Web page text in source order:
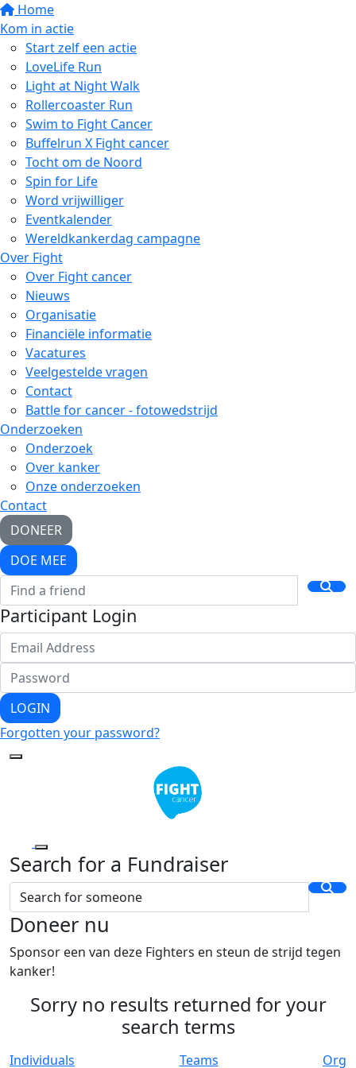
Home
Kom in actie
Start zelf een actie
LoveLife Run
Light at Night Walk
Rollercoaster Run
Swim to Fight Cancer
Buffelrun X Fight cancer
Tocht om de Noord
Spin for Life
Word vrijwilliger
Eventkalender
Wereldkankerdag campagne
Over Fight
Over Fight cancer
Nieuws
Organisatie
Financiële informatie
Vacatures
Veelgestelde vragen
Contact
Battle for cancer - fotowedstrijd
Onderzoeken
Onderzoek
Over kanker
Onze onderzoeken
Contact
DONEER
DOE MEE
Participant Login
LOGIN
Forgotten your password?
Search for a Fundraiser
Doneer nu
Sponsor een van deze Fighters en steun de strijd tegen
kanker!
Sorry no results returned for your
search terms
Individuals Teams
Org